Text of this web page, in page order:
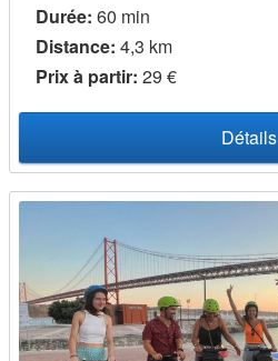
Durée: 60 min
Distance: 4,3 km
Prix ​​à partir: 29 €
Détails